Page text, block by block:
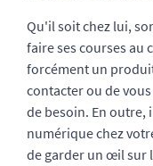
Qu'il soit chez lui,
faire ses courses au
forcément un
contacter ou de
de besoin. En outre,
numérique chez
de garder un œil sur